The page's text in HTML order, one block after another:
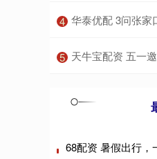
4 华泰优配 3问张家口风
5 天牛宝配资 五一邀你